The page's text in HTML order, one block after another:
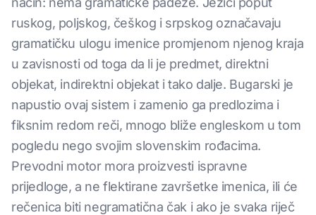
ruskog, poljskog, češkog i srpskog označavaju
gramatičku ulogu imenice promjenom njenog kraja
u zavisnosti od toga da li je predmet, direktni
objekat, indirektni objekat i tako dalje. Bugarski je
napustio ovaj sistem i zamenio ga predlozima i
fiksnim redom reči, mnogo bliže engleskom u tom
pogledu nego svojim slovenskim rođacima.
Prevodni motor mora proizvesti ispravne
prijedloge, a ne flektirane završetke imenica, ili će
rečenica biti negramatična čak i ako je svaka riječ